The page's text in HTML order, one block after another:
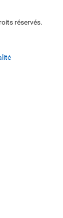
réservés.